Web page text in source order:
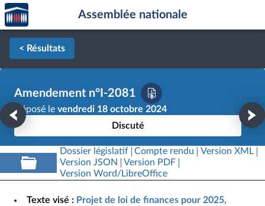
Aller au contenu
Aller en bas de la page
Accèder
à la
page
d'accueil
Assemblée nationale
< Résultats
Amendement n°I-2081
Déposé le vendredi 18 octobre 2024
Discuté
Dossier législatif Compte rendu
Version XML
Version JSON
Version PDF
Version Word/LibreOffice
Texte visé : Projet de loi de finances pour 2025,